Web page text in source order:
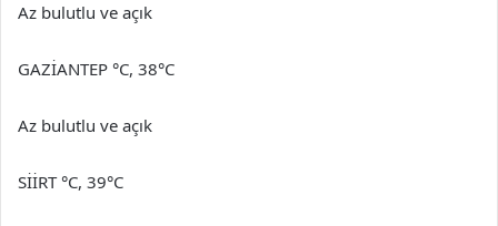
Az bulutlu ve açık
GAZİANTEP °C, 38°C
Az bulutlu ve açık
SİİRT °C, 39°C